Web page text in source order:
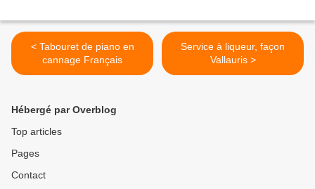
< Tabouret de piano en
cannage Français
Service à liqueur, façon
Vallauris >
Hébergé par Overblog
Top articles
Pages
Contact